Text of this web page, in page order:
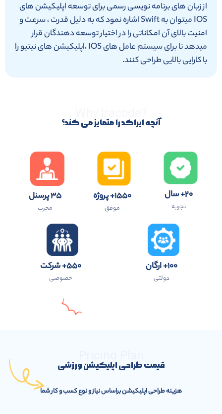
از زبان های برنامه نویسی رسمی برای توسعه اپلیکیشن های
IOS میتوان به Swift اشاره نمود که به دلیل قدرت ، سرعت و
امنیت بالای آن امکاناتی را در اختیار توسعه دهندگان قرار
میدهد تا برای سیستم عامل های IOS ،اپلیکیشن های نیتیو را
با کارایی بالایی طراحی کنند.
آنچه ایراکد را متمایز می کند؟
۲۰+ سال
تجربه
۱۵۵۰+ پروژه
موفق
۳۵ پرسنل
مجرب
۱۰۰+ ارگان
دولتی
۵۵۰+ شرکت
خصوصی
قیمت طراحی اپلیکیشن ورزشی
هزینه طراحی اپلیکیشن براساس نیاز و نوع کسب و کار شما